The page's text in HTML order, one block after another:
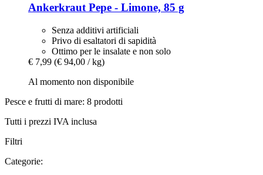
Ankerkraut Pepe -​ Limone, 85 g
Senza additivi artificiali
Privo di esaltatori di sapidità
Ottimo per le insalate e non solo
€ 7,99 (€ 94,00 / kg)
Al momento non disponibile
Pesce e frutti di mare: 8 prodotti
Tutti i prezzi IVA inclusa
Filtri
Categorie: